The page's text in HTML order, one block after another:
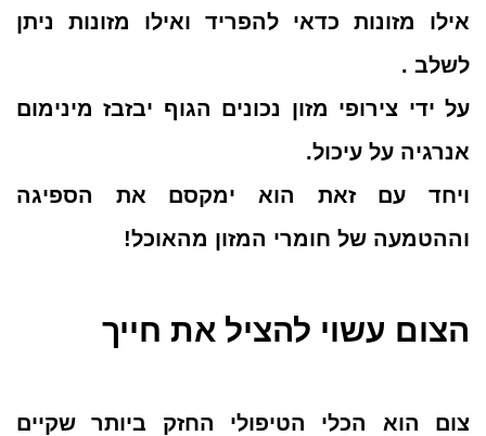
אילו מזונות כדאי להפריד ואילו מזונות ניתן
לשלב .
על ידי צירופי מזון נכונים הגוף יבזבז מינימום
אנרגיה על עיכול.
ויחד עם זאת הוא ימקסם את הספיגה
וההטמעה של חומרי המזון מהאוכל!
הצום עשוי להציל את חייך
צום הוא הכלי הטיפולי החזק ביותר שקיים